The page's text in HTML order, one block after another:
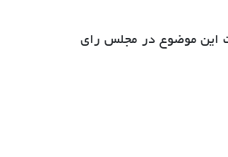
این موضوع در مجلس رای